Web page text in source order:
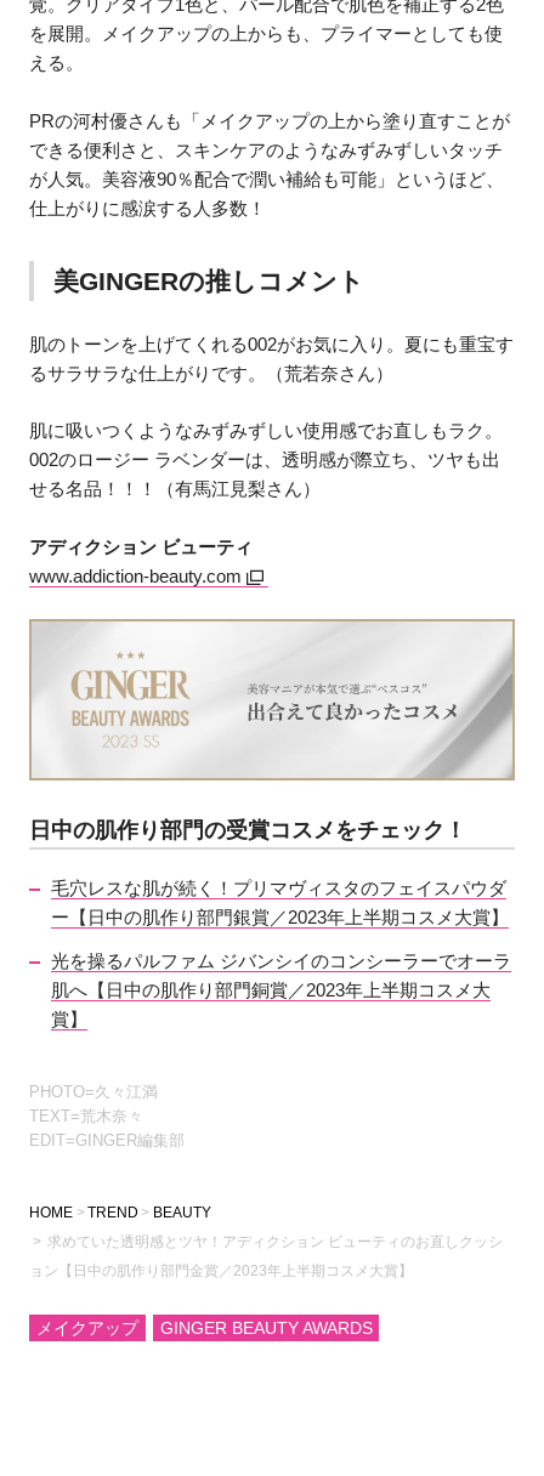
覚。クリアタイプ1色と、パール配合で肌色を補正する2色
を展開。メイクアップの上からも、プライマーとしても使
える。
PRの河村優さんも「メイクアップの上から塗り直すことが
できる便利さと、スキンケアのようなみずみずしいタッチ
が人気。美容液90％配合で潤い補給も可能」というほど、
仕上がりに感涙する人多数！
美GINGERの推しコメント
肌のトーンを上げてくれる002がお気に入り。夏にも重宝す
るサラサラな仕上がりです。（荒若奈さん）
肌に吸いつくようなみずみずしい使用感でお直しもラク。
002のロージー ラベンダーは、透明感が際立ち、ツヤも出
せる名品！！！（有馬江見梨さん）
アディクション ビューティ
www.addiction-beauty.com
日中の肌作り部門の受賞コスメをチェック！
毛穴レスな肌が続く！プリマヴィスタのフェイスパウダ
ー【日中の肌作り部門銀賞／2023年上半期コスメ大賞】
光を操るパルファム ジバンシイのコンシーラーでオーラ
肌へ【日中の肌作り部門銅賞／2023年上半期コスメ大
賞】
PHOTO=久々江満
TEXT=荒木奈々
EDIT=GINGER編集部
HOME TREND
BEAUTY
求めていた透明感とツヤ！アディクション ビューティのお直しクッシ
ョン【日中の肌作り部門金賞／2023年上半期コスメ大賞】
メイクアップ GINGER BEAUTY AWARDS